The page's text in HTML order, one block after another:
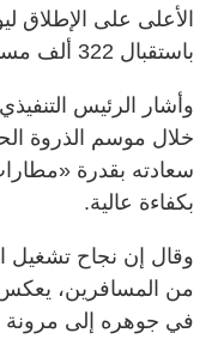
الأعلى على الإطلاق
باستقبال 322 ألف مسافر عبر مباني المطار.
وأشار الرئيس
خلال موسم الذروة
سعادته بقدرة
بكفاءة عالية.
وقال إن نجاح تشغيل
من المسافرين، يعكس
في جوهره إلى مرونة